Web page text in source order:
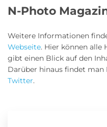
N-Photo
Weitere Informationen
Webseite. Hier können alle
gibt einen Blick auf den
Darüber hinaus findet man
Twitter.